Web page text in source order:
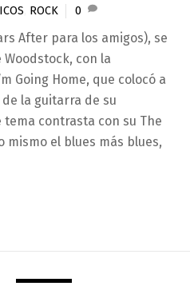
ROCK 0
After para los amigos), se
con la
Going Home, que colocó a
la guitarra de su
contrasta con su The
mismo el blues más blues,